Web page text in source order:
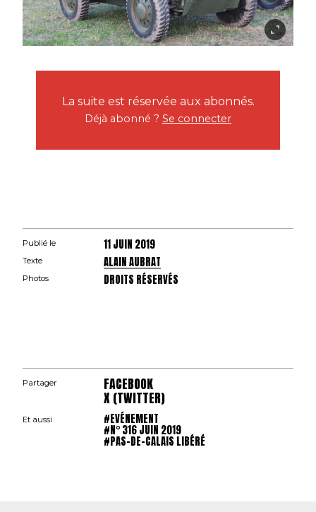
La suite est réservée aux abonnés.
Déjà abonné ? Se connecter
Publié le 11 JUIN 2019
Texte ALAIN AUBRAT
Photos DROITS RÉSERVÉS
Partager FACEBOOK
X (TWITTER)
Et aussi #EVÉNEMENT
#N° 316 JUIN 2019
#PAS-DE-CALAIS LIBÉRÉ